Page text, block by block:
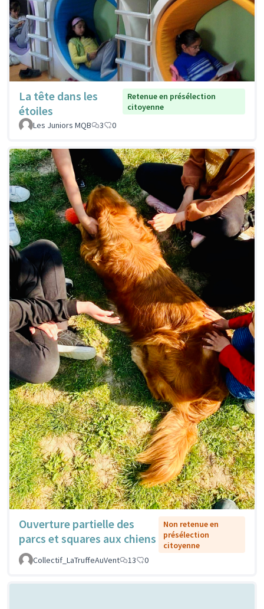
La tête dans les
étoiles
Retenue en présélection
citoyenne
Les Juniors MQB
3 0
Ouverture partielle des
parcs et squares aux chiens
Non retenue en
présélection
citoyenne
Collectif_LaTruffeAuVent
13 0